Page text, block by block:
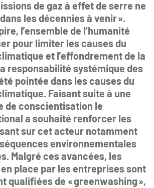
de gaz à effet de serre ne
les décennies à venir ».
l’ensemble de l’humanité
pour limiter les causes du
et l’effondrement de la
responsabilité systémique des
pointée dans les causes du
Faisant suite à une
de conscientisation le
a souhaité renforcer les
sur cet acteur notamment
environnementales
Malgré ces avancées, les
place par les entreprises sont
qualifiées de « greenwashing »,